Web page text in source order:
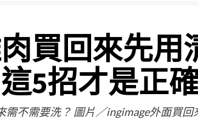
買回來先用
5招才是正
需不需要洗？ 圖片／ingimage外面買